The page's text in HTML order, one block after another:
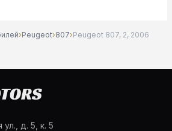
›Peugeot›807›Peugeot 807, 2, 2006
д. 5, к. 5